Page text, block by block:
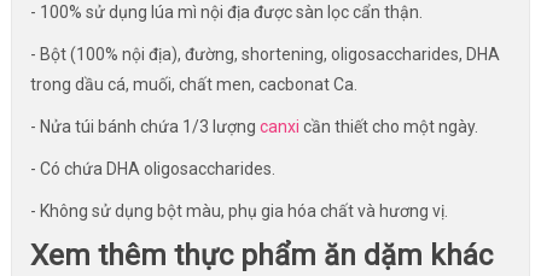
- 100% sử dụng lúa mì nội địa được sàn lọc cẩn thận.
- Bột (100% nội địa), đường, shortening, oligosaccharides, DHA
trong dầu cá, muối, chất men, cacbonat Ca.
- Nửa túi bánh chứa 1/3 lượng canxi cần thiết cho một ngày.
- Có chứa DHA oligosaccharides.
- Không sử dụng bột màu, phụ gia hóa chất và hương vị.
Xem thêm thực phẩm ăn dặm khác